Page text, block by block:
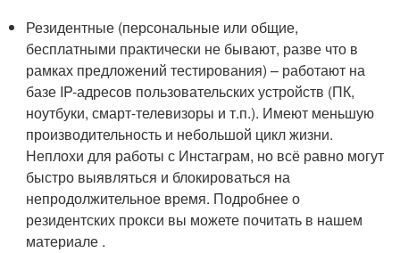
Резидентные (персональные или общие,
бесплатными практически не бывают, разве что в
рамках предложений тестирования) – работают на
базе IP-адресов пользовательских устройств (ПК,
ноутбуки, смарт-телевизоры и т.п.). Имеют меньшую
производительность и небольшой цикл жизни.
Неплохи для работы с Инстаграм, но всё равно могут
быстро выявляться и блокироваться на
непродолжительное время. Подробнее о
резидентских прокси вы можете почитать в нашем
материале .